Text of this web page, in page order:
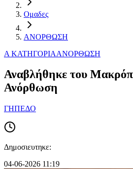
Ομαδες
ΑΝΟΡΘΩΣΗ
Α ΚΑΤΗΓΟΡΙΑΑΝΟΡΘΩΣΗ
Αναβλήθηκε του
Ανόρθωση
ΓΗΠΕΔΟ
Δημοσιευτηκε:
04-06-2026 11:19